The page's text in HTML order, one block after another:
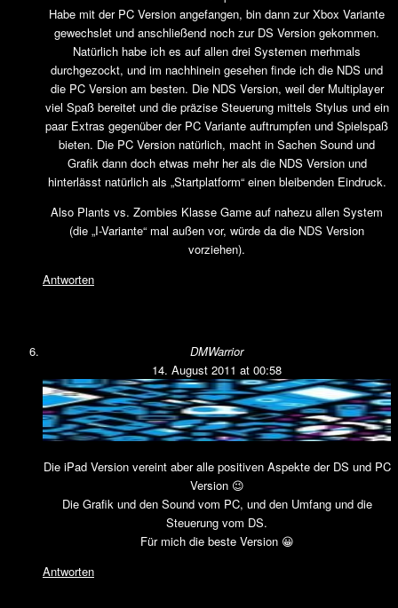
Habe mit der PC Version angefangen, bin dann zur Xbox Variante
gewechslet und anschließend noch zur DS Version gekommen.
Natürlich habe ich es auf allen drei Systemen merhmals
durchgezockt, und im nachhinein gesehen finde ich die NDS und
die PC Version am besten. Die NDS Version, weil der Multiplayer
viel Spaß bereitet und die präzise Steuerung mittels Stylus und ein
paar Extras gegenüber der PC Variante auftrumpfen und Spielspaß
bieten. Die PC Version natürlich, macht in Sachen Sound und
Grafik dann doch etwas mehr her als die NDS Version und
hinterlässt natürlich als „Startplatform“ einen bleibenden Eindruck.
Also Plants vs. Zombies Klasse Game auf nahezu allen System
(die „I-Variante“ mal außen vor, würde da die NDS Version
vorziehen).
Antworten
DMWarrior
14. August 2011 at 00:58
Die iPad Version vereint aber alle positiven Aspekte der DS und PC
Version 😉
Die Grafik und den Sound vom PC, und den Umfang und die
Steuerung vom DS.
Für mich die beste Version 😀
Antworten